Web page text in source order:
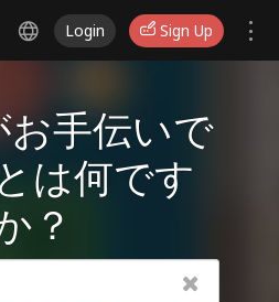
Login Sign Up
手伝いで
は何です
？